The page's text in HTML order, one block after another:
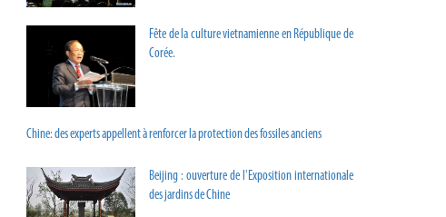
Fête de la culture vietnamienne en République de
Corée.
Chine: des experts appellent à renforcer la protection des fossiles anciens
Beijing : ouverture de l'Exposition internationale
des jardins de Chine